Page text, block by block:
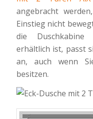
angebracht
Einstieg nicht
die Duschkabine
erhältlich ist, passt
an, auch wenn
besitzen.